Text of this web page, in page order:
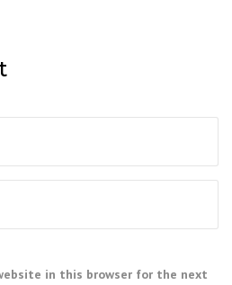
in this browser for the next